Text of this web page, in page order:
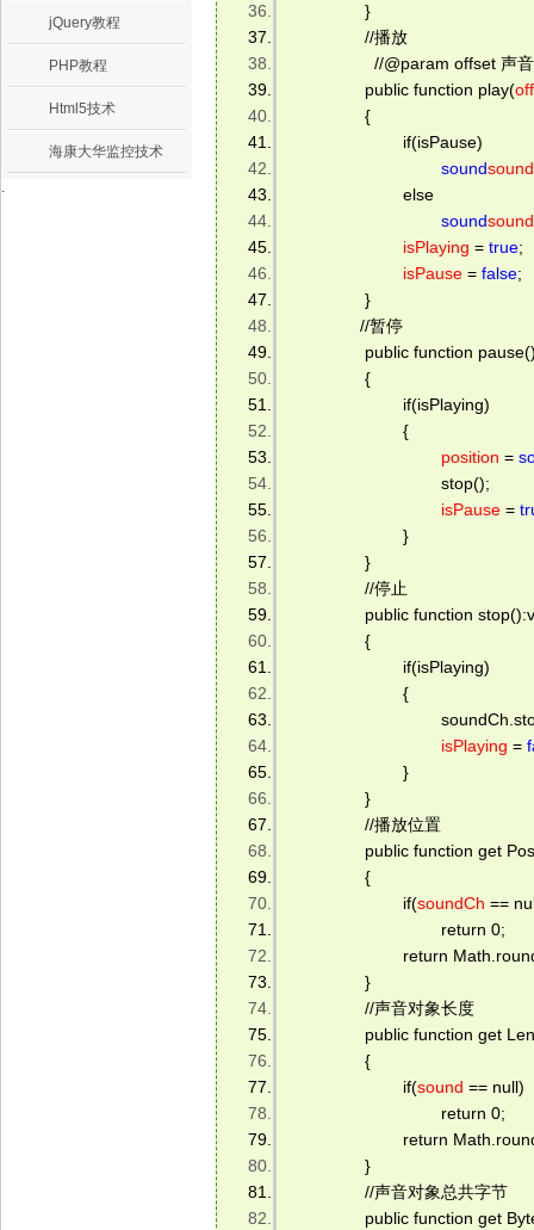
jQuery教程
PHP教程
Html5技术
海康大华监控技术
.
}
//播放
//@param offset 声
public function play(
{
if(isPause)
sound
else
sound
isPlaying = true;
isPause = false;
}
//暂停
public function
{
if(isPlaying)
{
position =
stop();
isPause =
}
}
//停止
public function
{
if(isPlaying)
{
isPlaying =
}
}
//播放位置
public function get
{
if(soundCh ==
return
return
}
//声音对象长度
public function get
{
if(sound == null)
return 0;
return
}
//声音对象总共字
public function get